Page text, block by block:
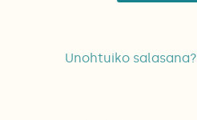
Unohtuiko salasana?